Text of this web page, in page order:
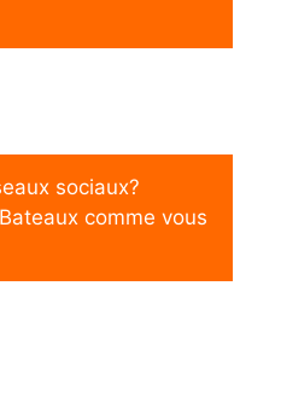
sociaux?
comme vous